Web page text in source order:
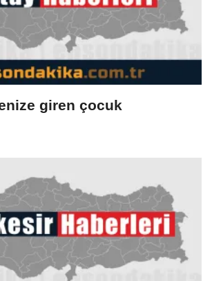
giren çocuk